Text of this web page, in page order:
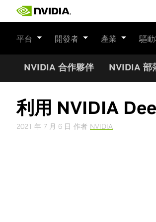
平台 開發者 產業 驅
NVIDIA 合作夥伴 NVIDIA 部
利用 NVIDIA
2021 年 7 月 6 日 作者 NVIDIA